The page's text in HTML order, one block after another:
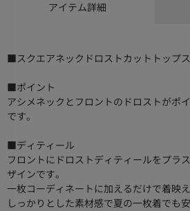
アイテム詳細
■スクエアネックドロストカットトップス
■ポイント
アシメネックとフロントのドロストがポ
です。
■ディティール
フロントにドロストディティールをプラ
ザインです。
一枚コーディネートに加えるだけで着映
しっかりとした素材感で夏の一枚着でも